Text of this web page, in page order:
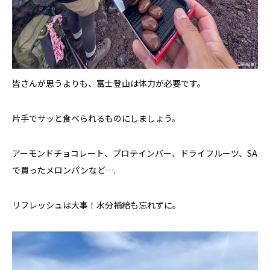
皆さんが思うよりも、富士登山は体力が必要です。
片手でサッと食べられるものにしましょう。
アーモンドチョコレート、プロテインバー、ドライフルーツ、SA
で買ったメロンパンなど….
リフレッシュは大事！水分補給も忘れずに。